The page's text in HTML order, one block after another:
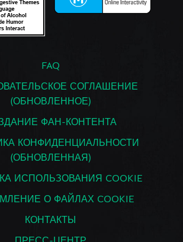
FAQ
СОГЛАШЕНИЕ
(ОБНОВЛЕННОЕ)
ФАН-КОНТЕНТА
КОНФИДЕНЦИАЛЬНОСТИ
(ОБНОВЛЕННАЯ)
ИСПОЛЬЗОВАНИЯ COOKIE
О ФАЙЛАХ COOKIE
КОНТАКТЫ